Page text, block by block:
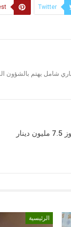
Twitter
شامل يهتم بالشؤون
صادرات تونس من النسيج ستتجاوز 7.5 مليون دينار
الرئيسية